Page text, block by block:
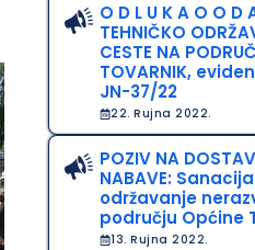
O D L U K A O O D
TEHNIČKO
CESTE NA
TOVARNIK,
JN-37/22
22. Rujna 2022.
POZIV NA
NABAVE:
održavanje
području Općine
13. Rujna 2022.